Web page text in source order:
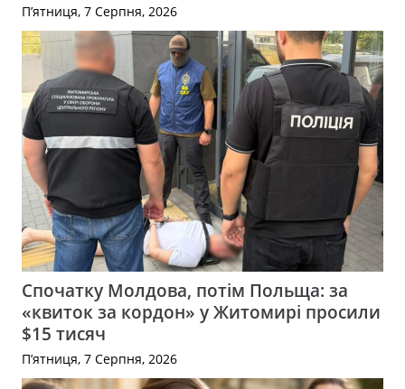
П’ятниця, 7 Серпня, 2026
Спочатку Молдова, потім Польща: за
«квиток за кордон» у Житомирі просили
$15 тисяч
П’ятниця, 7 Серпня, 2026